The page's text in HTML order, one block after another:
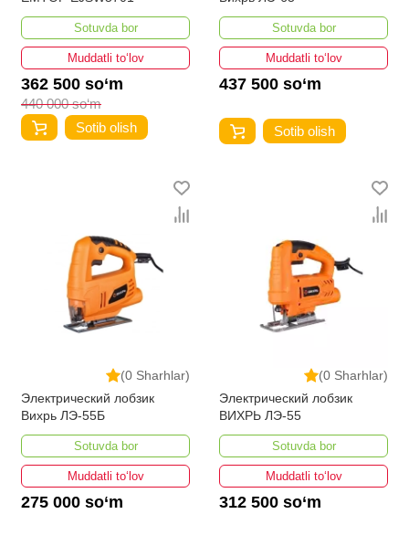
Sotuvda bor
Muddatli to‘lov
362 500 so‘m
440 000 so‘m
Sotib olish
Sotuvda bor
Muddatli to‘lov
437 500 so‘m
Sotib olish
(0 Sharhlar)
Электрический лобзик
Вихрь ЛЭ-55Б
Sotuvda bor
Muddatli to‘lov
275 000 so‘m
(0 Sharhlar)
Электрический лобзик
ВИХРЬ ЛЭ-55
Sotuvda bor
Muddatli to‘lov
312 500 so‘m